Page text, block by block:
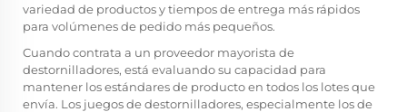
variedad de productos y tiempos de entrega más rápidos
para volúmenes de pedido más pequeños.
Cuando contrata a un proveedor mayorista de
destornilladores, está evaluando su capacidad para
mantener los estándares de producto en todos los lotes que
envía. Los juegos de destornilladores, especialmente los de